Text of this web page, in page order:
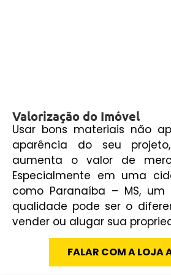
Valorização do Imóvel
Usar bons materiais não
aparência do seu
aumenta o valor de
Especialmente em uma
como Paranaíba – MS,
qualidade pode ser o
vender ou alugar sua
FALAR COM A LOJA